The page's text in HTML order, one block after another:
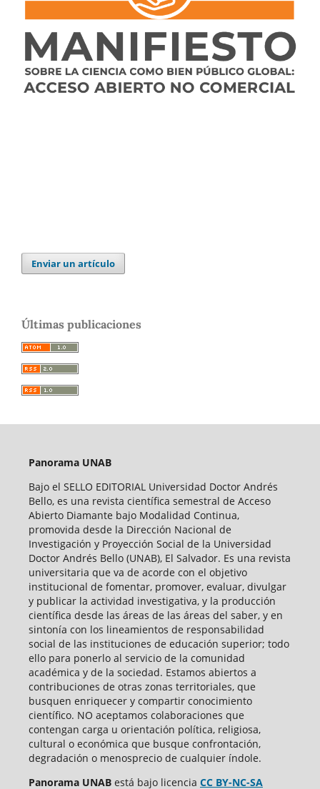
Enviar un artículo
Últimas publicaciones
Panorama UNAB
Bajo el SELLO EDITORIAL Universidad Doctor Andrés
Bello, es una revista científica semestral de Acceso
Abierto Diamante bajo Modalidad Continua,
promovida desde la Dirección Nacional de
Investigación y Proyección Social de la Universidad
Doctor Andrés Bello (UNAB), El Salvador. Es una revista
universitaria que va de acorde con el objetivo
institucional de fomentar, promover, evaluar, divulgar
y publicar la actividad investigativa, y la producción
científica desde las áreas de las áreas del saber, y en
sintonía con los lineamientos de responsabilidad
social de las instituciones de educación superior; todo
ello para ponerlo al servicio de la comunidad
académica y de la sociedad. Estamos abiertos a
contribuciones de otras zonas territoriales, que
busquen enriquecer y compartir conocimiento
científico. NO aceptamos colaboraciones que
contengan carga u orientación política, religiosa,
cultural o económica que busque confrontación,
degradación o menosprecio de cualquier índole.
Panorama UNAB está bajo licencia CC BY-NC-SA